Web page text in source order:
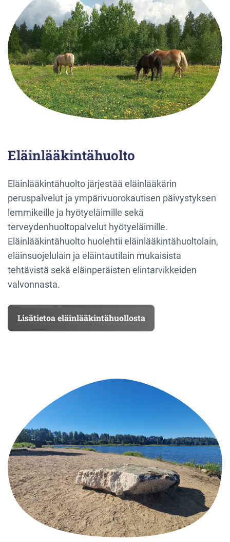
Eläinlääkintähuolto
Eläinlääkintähuolto järjestää eläinlääkärin
peruspalvelut ja ympärivuorokautisen päivystyksen
lemmikeille ja hyötyeläimille sekä
terveydenhuoltopalvelut hyötyeläimille.
Eläinlääkintähuolto huolehtii eläinlääkintähuoltolain,
eläinsuojelulain ja eläintautilain mukaisista
tehtävistä sekä eläinperäisten elintarvikkeiden
valvonnasta.
Lisätietoa eläinlääkintähuollosta